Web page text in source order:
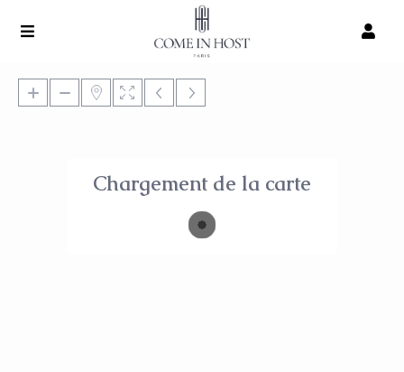
Chargement de la carte